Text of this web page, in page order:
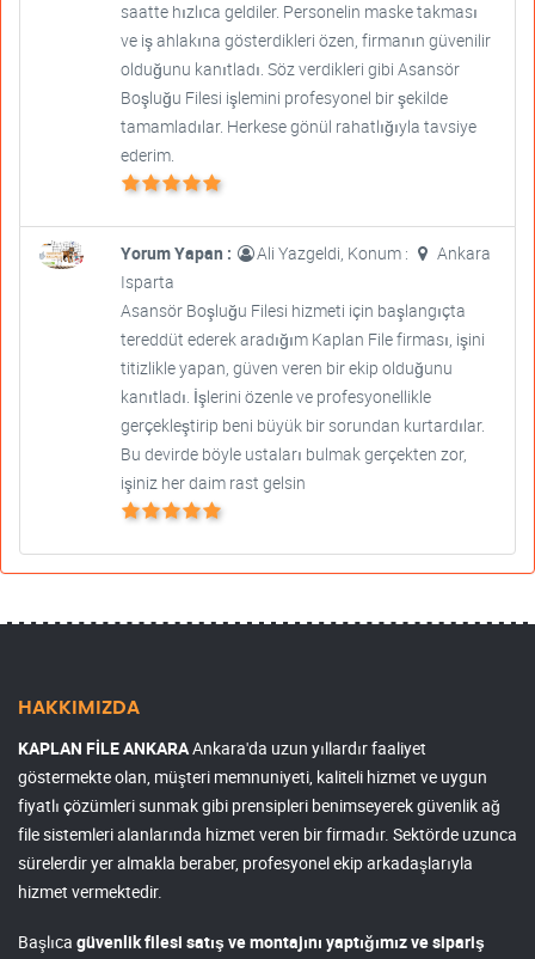
saatte hızlıca geldiler. Personelin maske takması
ve iş ahlakına gösterdikleri özen, firmanın güvenilir
olduğunu kanıtladı. Söz verdikleri gibi Asansör
Boşluğu Filesi işlemini profesyonel bir şekilde
tamamladılar. Herkese gönül rahatlığıyla tavsiye
ederim.
Yorum Yapan : Ali Yazgeldi, Konum :
Ankara
Isparta
Asansör Boşluğu Filesi hizmeti için başlangıçta
tereddüt ederek aradığım Kaplan File firması, işini
titizlikle yapan, güven veren bir ekip olduğunu
kanıtladı. İşlerini özenle ve profesyonellikle
gerçekleştirip beni büyük bir sorundan kurtardılar.
Bu devirde böyle ustaları bulmak gerçekten zor,
işiniz her daim rast gelsin
HAKKIMIZDA
KAPLAN FİLE ANKARAAnkara'da uzun yıllardır faaliyet
göstermekte olan, müşteri memnuniyeti, kaliteli hizmet ve uygun
fiyatlı çözümleri sunmak gibi prensipleri benimseyerek güvenlik ağ
file sistemleri alanlarında hizmet veren bir firmadır. Sektörde uzunca
sürelerdir yer almakla beraber, profesyonel ekip arkadaşlarıyla
hizmet vermektedir.
Başlıca güvenlik filesi satış ve montajını yaptığımız ve sipariş